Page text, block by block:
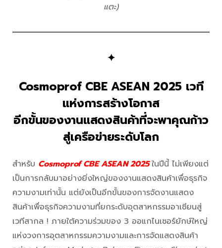
แตะ)
✦
Cosmoprof CBE ASEAN 2025 เวที
แห่งการสร้างโอกาส
อีกขั้นของงานแสดงสินค้าที่จะพาคุณก้าว
สู่เครือข่ายระดับโลก
สำหรับ Cosmoprof CBE ASEAN 2025ในปีนี้ ไม่เพียงแต่
เป็นการกลับมาอย่างยิ่งใหญ่ของงานแสดงสินค้าเพื่อธุรกิจ
ความงามเท่านั้น แต่ยังเป็นอีกขั้นของการจัดงานแสดง
สินค้าเพื่อธุรกิจความงามที่ยกระดับอุตสาหกรรมอาเซียนสู่
เวทีสากล ! ภายใต้ความร่วมของ 3 ออแกไนเซอร์ยักษ์ใหญ่
แห่งวงการอุตสาหกรรมความงามและการจัดแสดงสินค้า